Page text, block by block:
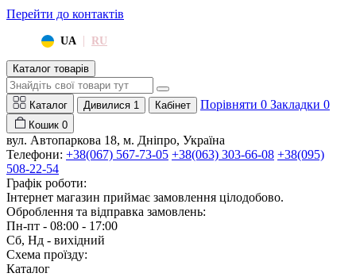
Перейти до контактів
UA | RU
Каталог товарів
Каталог Дивилися 1 Кабінет Порівняти 0 Закладки 0
Кошик 0
вул. Автопаркова 18, м. Дніпро, Україна
Телефони: +38(067) 567-73-05 +38(063) 303-66-08 +38(095)
508-22-54
Графік роботи:
Інтернет магазин приймає замовлення цілодобово.
Оброблення та відправка замовлень:
Пн-пт - 08:00 - 17:00
Сб, Нд - вихідний
Схема проїзду:
Каталог